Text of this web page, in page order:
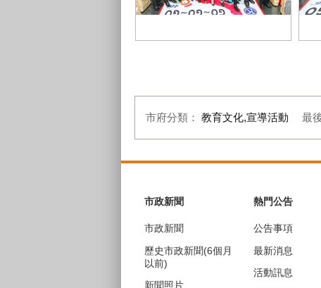
市府分類： 教育文化,宣導活動 最
市政新聞
市政新聞
歷史市政新聞(6個月
以前)
新聞照片
熱門公告
公告事項
最新消息
活動訊息